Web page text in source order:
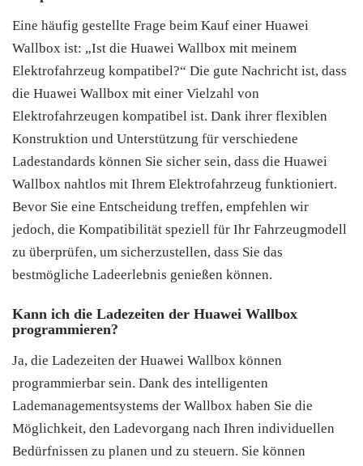
Eine häufig gestellte Frage beim Kauf einer Huawei
Wallbox ist: „Ist die Huawei Wallbox mit meinem
Elektrofahrzeug kompatibel?“ Die gute Nachricht ist, dass
die Huawei Wallbox mit einer Vielzahl von
Elektrofahrzeugen kompatibel ist. Dank ihrer flexiblen
Konstruktion und Unterstützung für verschiedene
Ladestandards können Sie sicher sein, dass die Huawei
Wallbox nahtlos mit Ihrem Elektrofahrzeug funktioniert.
Bevor Sie eine Entscheidung treffen, empfehlen wir
jedoch, die Kompatibilität speziell für Ihr Fahrzeugmodell
zu überprüfen, um sicherzustellen, dass Sie das
bestmögliche Ladeerlebnis genießen können.
Kann ich die Ladezeiten der Huawei Wallbox
programmieren?
Ja, die Ladezeiten der Huawei Wallbox können
programmierbar sein. Dank des intelligenten
Lademanagementsystems der Wallbox haben Sie die
Möglichkeit, den Ladevorgang nach Ihren individuellen
Bedürfnissen zu planen und zu steuern. Sie können